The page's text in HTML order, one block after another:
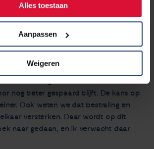
Alles toestaan
Aanpassen
Weigeren
van de behandeling van
jij de komende jaren?
met protonen. Dat is een nieuwe
het gezonde weefsel in de
nog beter gespaard blijft. De kans op
Ook weten we dat bestraling en
versterken. Daar wordt op dit
naar gedaan, en ik verwacht daar